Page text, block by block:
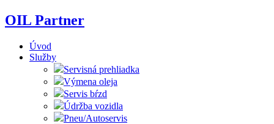
Skip
to
OIL Partner
Úvod
Služby
Servisná prehliadka
Výmena oleja
Servis bŕzd
Údržba vozidla
Pneu/Autoservis